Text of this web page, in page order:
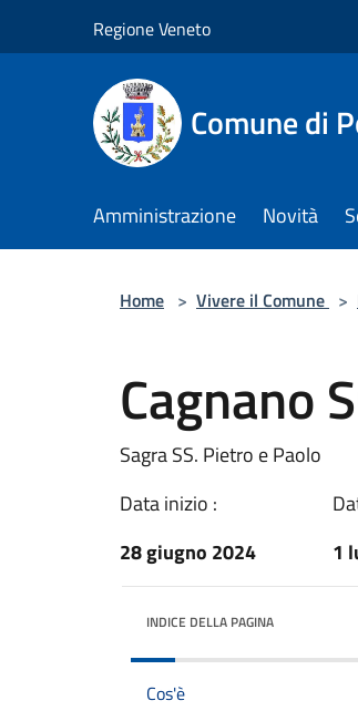
Regione Veneto
Comune di
Amministrazione Novità
Home > Vivere il Comune >
Cagnano
Sagra SS. Pietro e Paolo
Data inizio :
28 giugno 2024
1
INDICE DELLA PAGINA
Cos'è